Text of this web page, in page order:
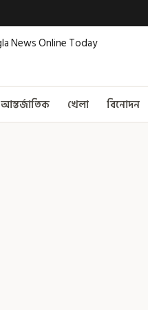
আন্তর্জাতিক খেলা বিনোদন